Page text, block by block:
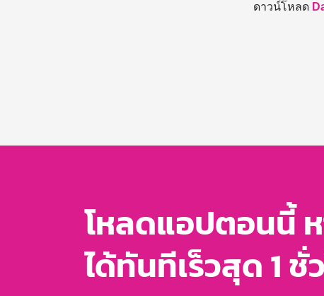
ดาวน์โหลด
โหลดแอปตอนนี้
ได้ทันทีเร็วสุด 1 ชั่